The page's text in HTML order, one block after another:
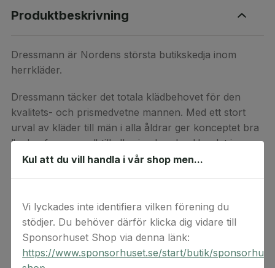
Produktbeskrivning
Dressmann är Nordens största butikskedja inom
herrkläder.
Dressmann täcker det totala klädbehovet för den
kvalitets- och prismedvetne mannen. Med ett stort
urval av kläder till män i alla åldrar ger konceptet bra
"value for money" till alla sina kunder. Urvalet i
butikerna sträcker sig från fritid och basplagg till
Dressmann-, Dressmann XL-butiker och webbutiken.
Presentkortet är giltigt i två år. Presentkortet kan inte
bytas mot kontanter. Observera att det endast går att
använda ett (1) presentkort per köp online.
Kul att du vill handla i vår shop men...
Vi lyckades inte identifiera vilken förening du
stödjer. Du behöver därför klicka dig vidare till
Sponsorhuset Shop via denna länk:
https://www.sponsorhuset.se/start/butik/